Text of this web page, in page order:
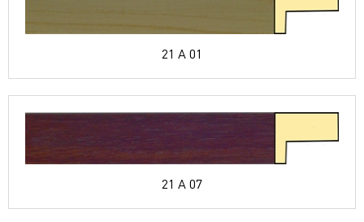
21 A 01
21 A 07